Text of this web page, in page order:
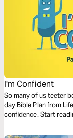
I'm Confident
So many of us teeter
day Bible Plan from
confidence. Start